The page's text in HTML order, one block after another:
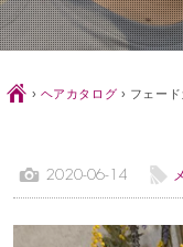
Ç › ヘアカタログ › フェー
1 2020-06-14 l